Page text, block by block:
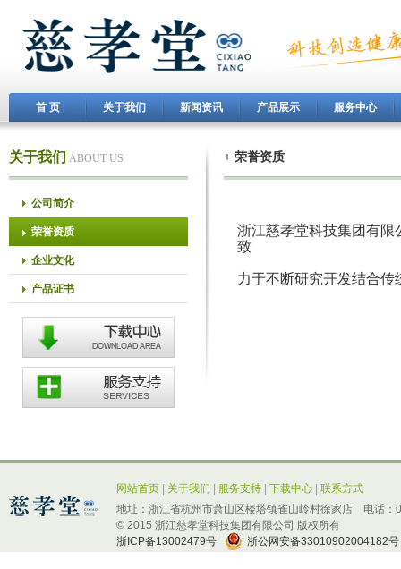
首 页 关于我们 新闻资讯 产品展示 服务中心
关于我们 ABOUT US
公司简介
荣誉资质
企业文化
产品证书
+ 荣誉资质
浙江慈孝堂科技集团有限
致
力于不断研究开发结合
网站首页 关于我们 服务支持 下载中心
联系方式
地址：浙江省杭州市萧山区楼塔镇雀山岭村徐家店 电话：
© 2015 浙江慈孝堂科技集团有限公司 版权所有
浙ICP备13002479号
浙公网安备33010902004182号